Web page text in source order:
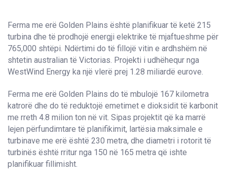
Ferma me erë Golden Plains është planifikuar të ketë 215
turbina dhe të prodhojë energji elektrike të mjaftueshme për
765,000 shtëpi. Ndërtimi do të fillojë vitin e ardhshëm në
shtetin australian të Victorias. Projekti i udhëhequr nga
WestWind Energy ka një vlerë prej 1.28 miliardë eurove.
Ferma me erë Golden Plains do të mbulojë 167 kilometra
katrorë dhe do të reduktojë emetimet e dioksidit të karbonit
me rreth 4.8 milion ton në vit. Sipas projektit që ka marrë
lejen përfundimtare të planifikimit, lartësia maksimale e
turbinave me erë është 230 metra, dhe diametri i rotorit të
turbinës është rritur nga 150 në 165 metra që ishte
planifikuar fillimisht.